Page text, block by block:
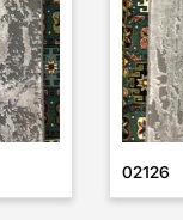
02126